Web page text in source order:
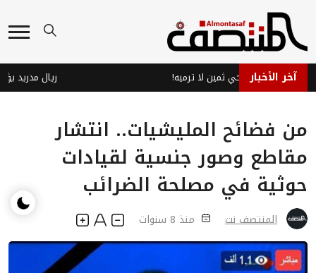
آخر الأخبار
البصل: كنز صحي ثمين لا ترميه!
من فضائح المليشيات.. انتشار
مقاطع وصور جنسية لقيادات
حوثية في مصلحة الضرائب
المنتصف نت منذ 8 سنوات